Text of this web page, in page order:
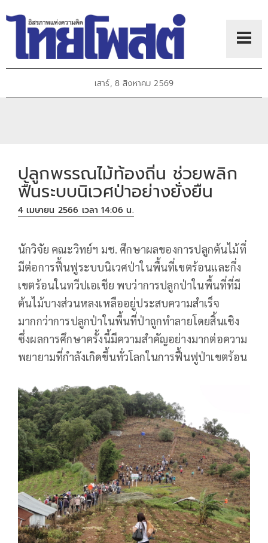
เสาร์, 8 สิงหาคม 2569
ปลูกพรรณไม้ท้องถิ่น ช่วยพลิก
ฟื้นระบบนิเวศป่าอย่างยั่งยืน
4 เมษายน 2566 เวลา 14:06 น.
นักวิจัย คณะวิทย์ฯ มช. ศึกษาผลของการปลูกต้นไม้ที่
มีต่อการฟื้นฟูระบบนิเวศป่าในพื้นที่เขตร้อนและกึ่ง
เขตร้อนในทวีปเอเชีย พบว่าการปลูกป่าในพื้นที่ที่มี
ต้นไม้บางส่วนหลงเหลืออยู่ประสบความสำเร็จ
มากกว่าการปลูกป่าในพื้นที่ป่าถูกทำลายโดยสิ้นเชิง
ซึ่งผลการศึกษาครั้งนี้มีความสำคัญอย่างมากต่อความ
พยายามที่กำลังเกิดขึ้นทั่วโลกในการฟื้นฟูป่าเขตร้อน